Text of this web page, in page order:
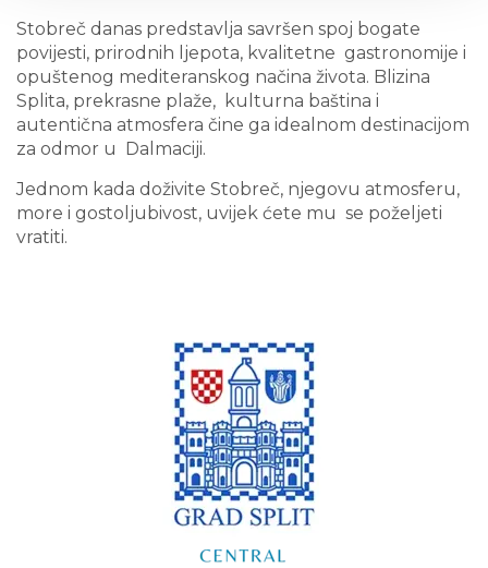
Stobreč danas predstavlja savršen spoj bogate
povijesti, prirodnih ljepota, kvalitetne gastronomije i
opuštenog mediteranskog načina života. Blizina
Splita, prekrasne plaže, kulturna baština i
autentična atmosfera čine ga idealnom destinacijom
za odmor u Dalmaciji.
Jednom kada doživite Stobreč, njegovu atmosferu,
more i gostoljubivost, uvijek ćete mu se poželjeti
vratiti.